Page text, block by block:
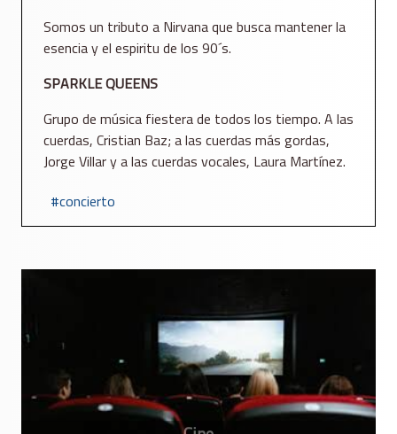
Somos un tributo a Nirvana que busca mantener la
esencia y el espiritu de los 90´s.
SPARKLE QUEENS
Grupo de música fiestera de todos los tiempo. A las
cuerdas, Cristian Baz; a las cuerdas más gordas,
Jorge Villar y a las cuerdas vocales, Laura Martínez.
concierto